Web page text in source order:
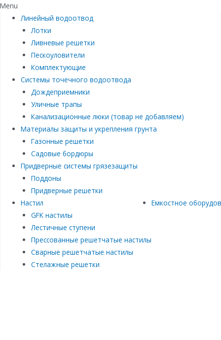
Menu
Линейный водоотвод
Лотки
Ливневые решетки
Пескоуловители
Комплектующие
Системы точечного водоотвода
Дождеприемники
Уличные трапы
Канализационные люки (товар не добавляем)
Материалы защиты и укрепления грунта
Газонные решетки
Садовые бордюры
Придверные системы грязезащиты
Поддоны
Придверные решетки
Настил
GFK настилы
Лестичные ступени
Прессованные решетчатые настилы
Сварные решетчатые настилы
Стелажные решетки
Емкостное